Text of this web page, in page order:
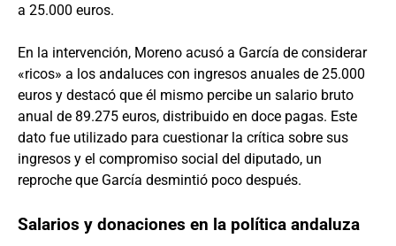
a 25.000 euros.
En la intervención, Moreno acusó a García de considerar
«ricos» a los andaluces con ingresos anuales de 25.000
euros y destacó que él mismo percibe un salario bruto
anual de 89.275 euros, distribuido en doce pagas. Este
dato fue utilizado para cuestionar la crítica sobre sus
ingresos y el compromiso social del diputado, un
reproche que García desmintió poco después.
Salarios y donaciones en la política andaluza